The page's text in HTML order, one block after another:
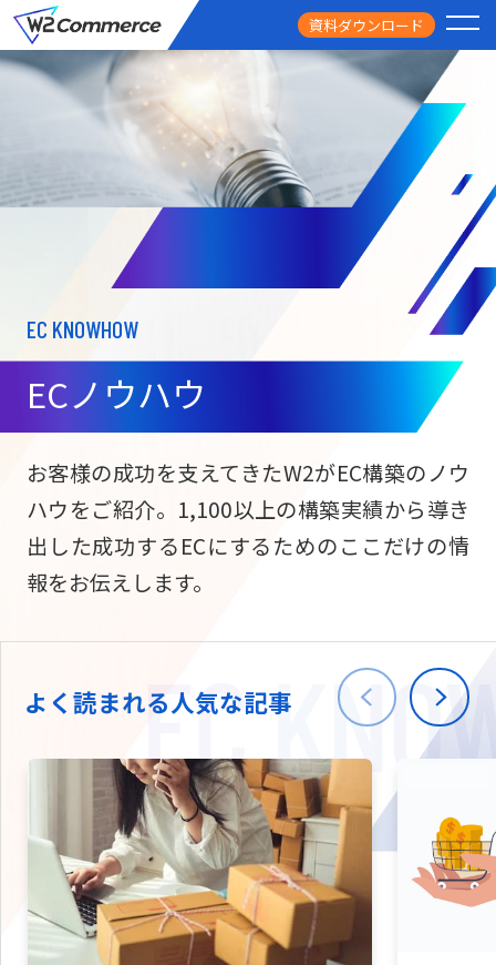
資料ダウンロード
サービス
ECサイト構築
サブスク/定期通販
ECサイト構築
海外進出・現地
W2
拡張プラグイン一覧
PRICE
料金
導入事例
USEFUL
お役立ち情報
NEWS
ニュース
会社情報
TW
EC KNOWHOW
ECノウハウ
お客様の成功を支えてきたW2がEC構築のノウ
ハウをご紹介。1,100以上の構築実績から導き
出した成功するECにするためのここだけの情
報をお伝えします。
よく読まれる人気な記事